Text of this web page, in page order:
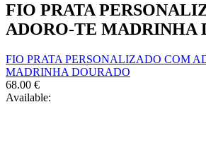
FIO PRATA
ADORO-TE MADRINHA
FIO PRATA PERSONALIZADO COM
MADRINHA DOURADO
68.00 €
Available: